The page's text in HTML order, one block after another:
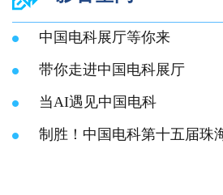
中国电科展厅等你来
带你走进中国电科展厅
当AI遇见中国电科
制胜！中国电科第十五届珠